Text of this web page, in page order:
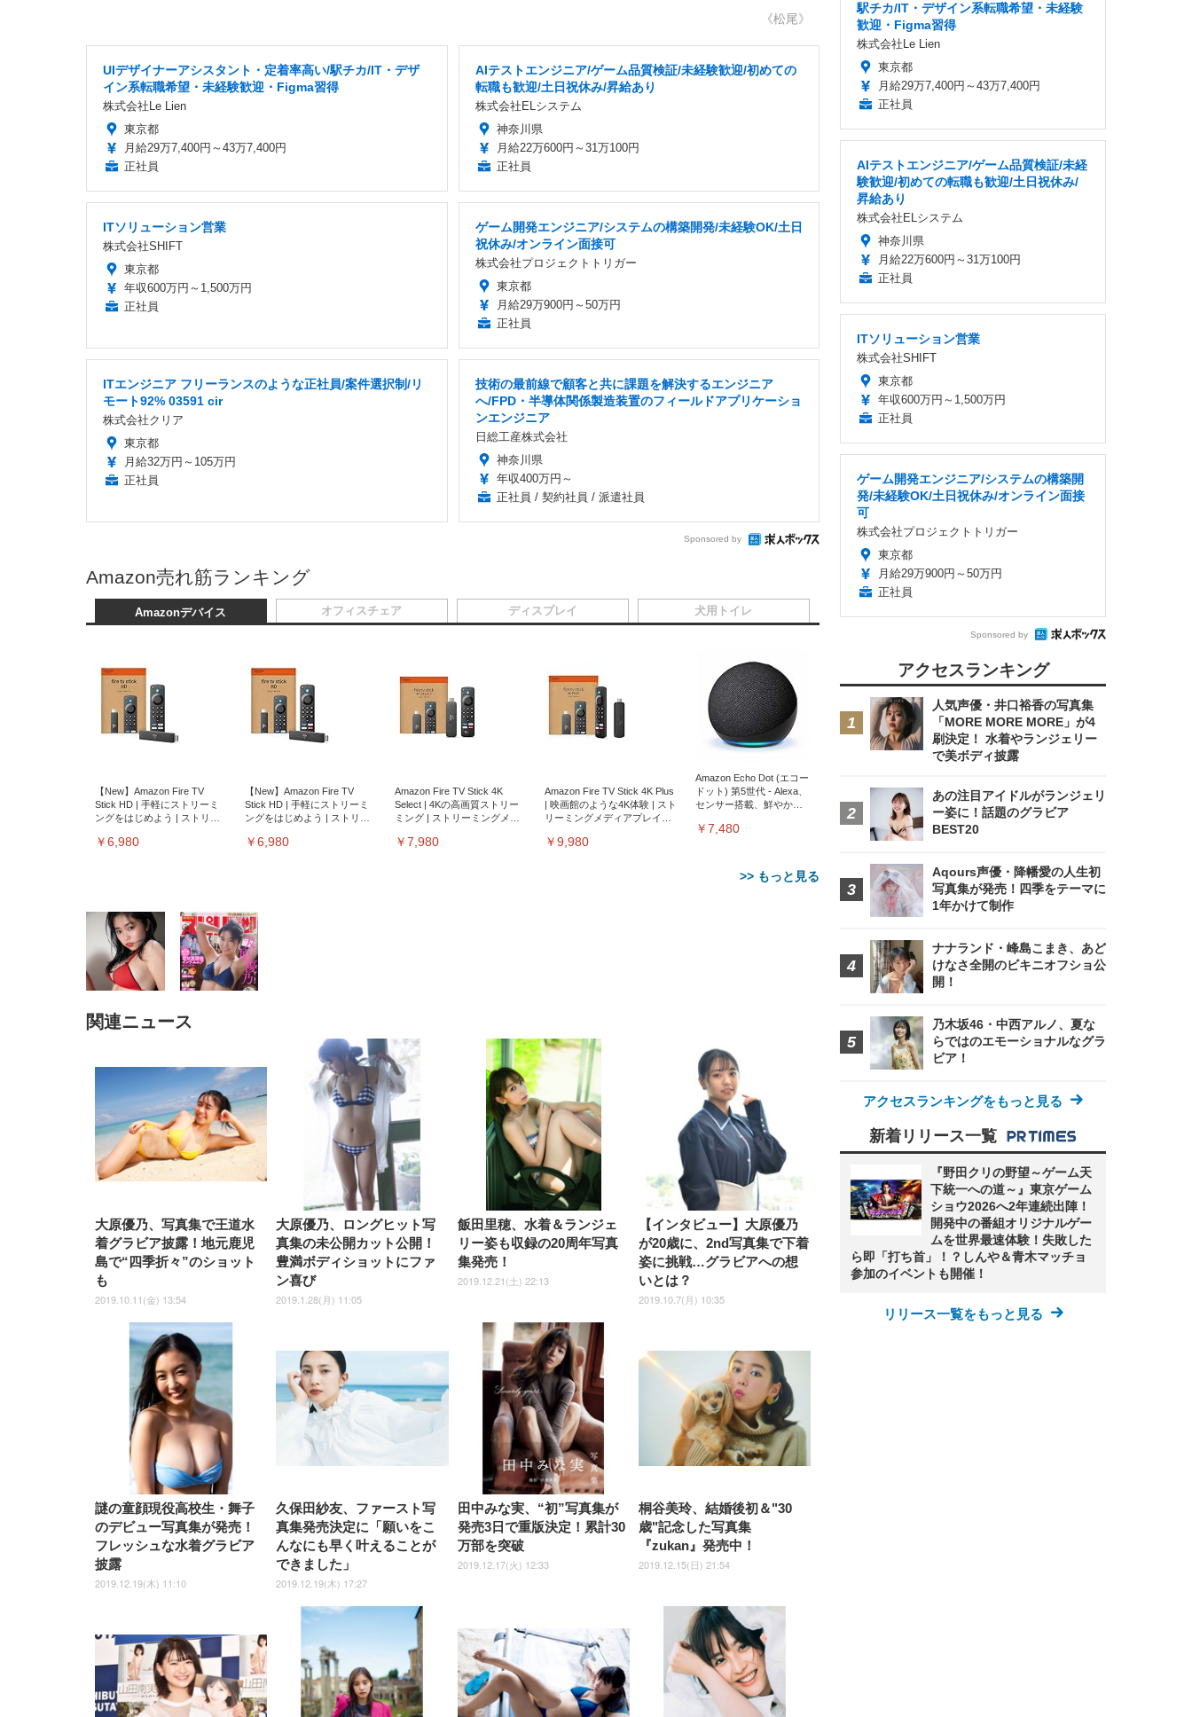
《松尾》
UIデザイナーアシスタント・定着率高い/駅チカ/IT・デザ
イン系転職希望・未経験歓迎・Figma習得
株式会社Le Lien
東京都
月給29万7,400円～43万7,400円
正社員
AIテストエンジニア/ゲーム品質検証/未経験歓迎/初めての
転職も歓迎/土日祝休み/昇給あり
株式会社ELシステム
神奈川県
月給22万600円～31万100円
正社員
ITソリューション営業
株式会社SHIFT
東京都
年収600万円～1,500万円
正社員
ゲーム開発エンジニア/システムの構築開発/未経験OK/土日
祝休み/オンライン面接可
株式会社プロジェクトトリガー
東京都
月給29万900円～50万円
正社員
ITエンジニア フリーランスのような正社員/案件選択制/リ
モート92% 03591 cir
株式会社クリア
東京都
月給32万円～105万円
正社員
技術の最前線で顧客と共に課題を解決するエンジニア
へ/FPD・半導体関係製造装置のフィールドアプリケーショ
ンエンジニア
日総工産株式会社
神奈川県
年収400万円～
正社員 / 契約社員 / 派遣社員
Sponsored by
Amazon売れ筋ランキング
Amazonデバイス
【New】Amazon Fire TV
Stick HD | 手軽にストリーミ
ングをはじめよう | ストリー
￥6,980
【New】Amazon Fire TV
Stick HD | 手軽にストリーミ
ングをはじめよう | ストリー
￥6,980
Amazon Fire TV Stick 4K
Select | 4Kの高画質ストリー
ミング | ストリーミングメデ
￥7,980
Amazon Fire TV Stick 4K Plus
| 映画館のような4K体験 | スト
リーミングメディアプレイヤ
￥9,980
Amazon Echo Dot (エコー
ドット) 第5世代 - Alexa、
センサー搭載、鮮やかな
￥7,480
>> もっと見る
オフィスチェア
上げ式アームレスト コンパク
ト 約105度ロッキング pc 事務
椅子 360度回転 座面昇降 強化
ナイロン樹脂ベース 通気性メ
ッシュ 在宅ワーク H-
WY01(黒網+黒枠+黒足)
￥5,699
SIHOO B100 オフィスチェア
／デスクチェア メッシュチェ
ア 人間工学 疲れない ブラッ
ク
￥27,999
Sezlife オフィスチェア デスク
チェア 疲れない テレワーク
チェア 強化バックレスト 30
度ロッキング機能 人間工学 椅
子 腰サポート 90度跳ね上げ
式アームレスト 3Dヘッドレス
ト ハンガー付き 高反発クッシ
ョン PCチェア 通気性メッシ
ュ ゲーミング/勉強/事務用 お
しゃれ パソコンチェア (ブラ
ック)
￥7,680
Sezlife オフィスチェア デスク
チェア 疲れない テレワーク
チェア 強化バックレスト 30度
ロッキング機能 人間工学 椅子
腰サポート 90度跳ね上げ式ア
ームレスト 3Dヘッドレスト
ハンガー付き 高反発クッショ
ン PCチェア 通気性メッシュ
ゲーミング/勉強/事務用 おし
ゃれ パソコンチェア (ホワイ
ト)
￥7,680
ア デスクチェア 肘なし メ
ッシュ 通気性 ランバーサ
ポート付き 腰サポート ガ
ス圧無段階昇降 360度回
転 キャスター付き コンパ
クト 幅52×奥行58.5×高さ
84～96cm テレワーク 在
宅勤務 ブラック
￥4,139
ディスプレイ
EV3240X-WT | 31.5型4K
UHD・USB Type-C・ホワイ
￥105,595
EIZO ビジネス向けプレミア
ムモニター | FlexScan
EV2740X-WT | 27.0型4K
UHD・USB Type-C・ホワイ
ト
￥109,572
【純正品】27"ゲーミングモ
ニター DualSense 充電フッ
ク付き（CFI-ZDM1J）
￥49,979
【整備済み品】Dell
E2724HS 27インチ 液晶モ
ニター フル
HD（1920×1080）VA 非光
沢 HDMI/DisplayPort/VGA
スピーカー内蔵 高さ調整 ス
イベル VESA対応
ComfortView ビジネス向け
￥15,800
GRAPHT THE SHOOTER
Gaming Monitor 24” Essential ゲ
ーミングモニター QD 24.5インチ
1ms FHD 量子ドット 残像低減 (3
年保証 | 輝点保証 | 日本メーカー)
￥34,980
犬用トイレ
捨て 無香料 ホワイト 300枚
￥3,373
Amazonベーシック ペットシ
ーツ 厚型 ワイド 42枚x2袋(84
枚) ホワイト(吸収面:ライトブ
ルー)
￥3,234
ネオ・ルーライフ ネオ・オム
ツ L 中型犬用 26枚入り 単品
￥1,800
Smart Basic(スマートベーシ
ック) 【Amazon.co.jp限定】
Smart Basic アイリスオーヤマ
ペットシーツ 超厚型 お徳用
ワイド 100枚入 (x 1) (ケース
販売)
￥3,670
シーツ 超厚型 お徳用 レギ
ュラー 200枚入
【Amazon.co.jp限定】
￥3,731
関連ニュース
大原優乃、写真集で王道水
着グラビア披露！地元鹿児
島で“四季折々”のショット
も
2019.10.11(金) 13:54
大原優乃、ロングヒット写
真集の未公開カット公開！
豊満ボディショットにファ
ン喜び
2019.1.28(月) 11:05
飯田里穂、水着＆ランジェ
リー姿も収録の20周年写真
集発売！
2019.12.21(土) 22:13
【インタビュー】大原優乃
が20歳に、2nd写真集で下着
姿に挑戦…グラビアへの想
いとは？
2019.10.7(月) 10:35
謎の童顔現役高校生・舞子
のデビュー写真集が発売！
フレッシュな水着グラビア
披露
2019.12.19(木) 11:10
久保田紗友、ファースト写
真集発売決定に「願いをこ
んなにも早く叶えることが
できました」
2019.12.19(木) 17:27
田中みな実、“初”写真集が
発売3日で重版決定！累計30
万部を突破
2019.12.17(火) 12:33
桐谷美玲、結婚後初＆"30
歳"記念した写真集
『zukan』発売中！
2019.12.15(日) 21:54
駅チカ/IT・デザイン系転職希望・未経験
歓迎・Figma習得
株式会社Le Lien
東京都
月給29万7,400円～43万7,400円
正社員
AIテストエンジニア/ゲーム品質検証/未経
験歓迎/初めての転職も歓迎/土日祝休み/
昇給あり
株式会社ELシステム
神奈川県
月給22万600円～31万100円
正社員
ITソリューション営業
株式会社SHIFT
東京都
年収600万円～1,500万円
正社員
ゲーム開発エンジニア/システムの構築開
発/未経験OK/土日祝休み/オンライン面接
可
株式会社プロジェクトトリガー
東京都
月給29万900円～50万円
正社員
Sponsored by
アクセスランキング
人気声優・井口裕香の写真集
「MORE MORE MORE」が4
刷決定！ 水着やランジェリー
で美ボディ披露
あの注目アイドルがランジェリ
ー姿に！話題のグラビア
BEST20
Aqours声優・降幡愛の人生初
写真集が発売！四季をテーマに
1年かけて制作
ナナランド・峰島こまき、あど
けなさ全開のビキニオフショ公
開！
乃木坂46・中西アルノ、夏な
らではのエモーショナルなグラ
ビア！
アクセスランキングをもっと見る
新着リリース一覧
『野田クリの野望～ゲーム天
下統一への道～』東京ゲーム
ショウ2026へ2年連続出陣！
開発中の番組オリジナルゲー
ムを世界最速体験！失敗した
ら即「打ち首」！？しんや＆青木マッチョ
参加のイベントも開催！
リリース一覧をもっと見る